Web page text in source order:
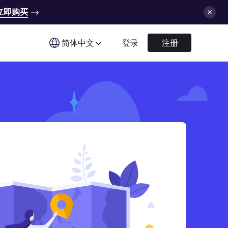
即购买
简体中文 登录 注册